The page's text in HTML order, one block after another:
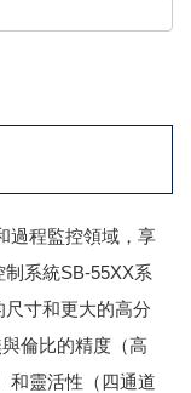
過程監控領域，享
系統SB-55XX系
寸和更大的高分
倫比的精度（高
和靈活性（四通道